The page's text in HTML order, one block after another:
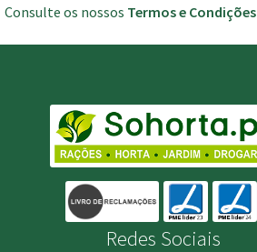
Consulte os nossos Termos e Condições
Redes Sociais